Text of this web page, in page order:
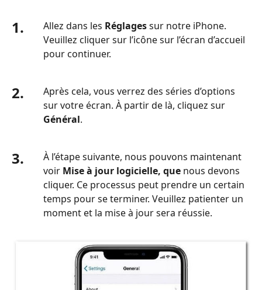
1. Allez dans les Réglagessur notre iPhone.
Veuillez cliquer sur l’icône sur l’écran d’accueil
pour continuer.
2.
Après cela, vous verrez des séries d’options
sur votre écran. À partir de là, cliquez sur
Général.
3.
À l’étape suivante, nous pouvons maintenant
voir Mise à jour logicielle, que nous devons
cliquer. Ce processus peut prendre un certain
temps pour se terminer. Veuillez patienter un
moment et la mise à jour sera réussie.